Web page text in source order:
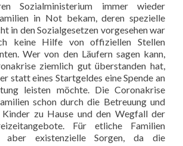
Sozialministerium immer wieder
in Not bekam, deren spezielle
in den Sozialgesetzen vorgesehen war
keine Hilfe von offiziellen Stellen
Wer von den Läufern sagen kann,
ziemlich gut überstanden hat,
statt eines Startgeldes eine Spende an
leisten möchte. Die Coronakrise
schon durch die Betreuung und
Kinder zu Hause und den Wegfall der
Für etliche Familien
aber existenzielle Sorgen, da die